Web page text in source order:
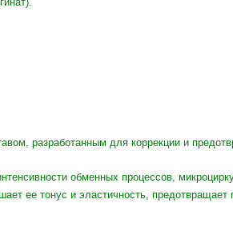
разработанным для коррекции и
обменных процессов,
ее тонус и эластичность,